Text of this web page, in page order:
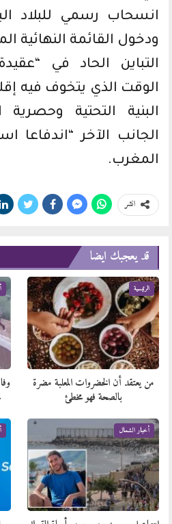
انسحاب رسمي للبلاد
ودخول القائمة النهائية
التباين الحاد في
الوقت الذي يتخوف فيه
البنية التحتية
الجانب الآخر “اندفاعا
المغرب.
انشر
قد يعجبك ايضا
الرئيسية
من يعتقد أن الخضروات المعلبة مضرة
بالصحة فهو مخطئ
أخبار الشمال